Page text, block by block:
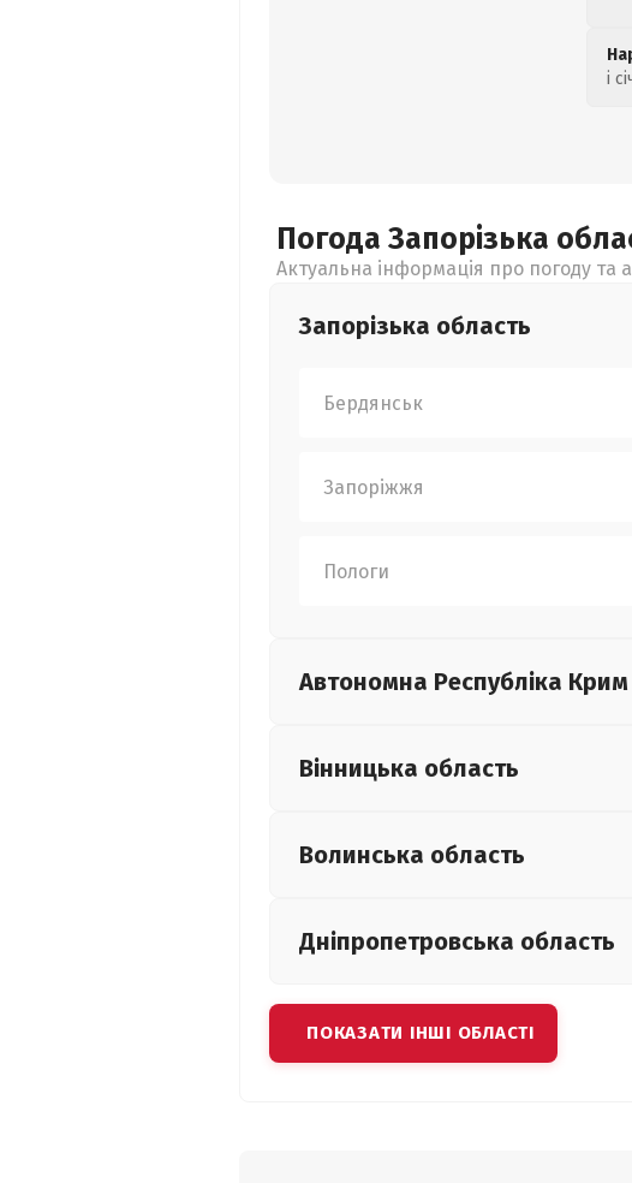
і
Погода Запорізька
Актуальна інформація про погоду та
Запорізька область
Бердянськ
Запоріжжя
Пологи
Автономна Республіка Крим
Вінницька область
Волинська область
Дніпропетровська область
ПОКАЗАТИ ІНШІ ОБЛАСТІ